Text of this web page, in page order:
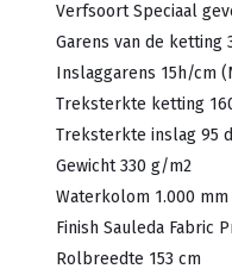
Verfsoort Speciaal
Garens van de ketting
Inslaggarens 15h/cm
Treksterkte ketting
Treksterkte inslag 95
Gewicht 330 g/m2
Waterkolom 1.000 mm
Finish Sauleda Fabric
Rolbreedte 153 cm